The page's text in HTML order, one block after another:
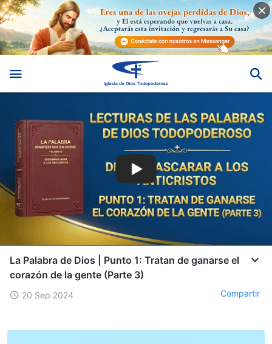
La Palabra de Dios | Punto 1: Tratan de ganarse el
corazón de la gente (Parte 3)
20 Sep 2024 Compartir